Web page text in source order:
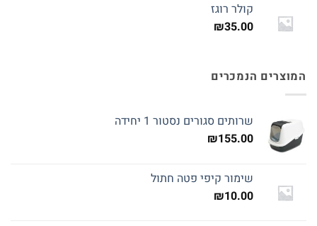
קולר רוגז
₪35.00
המוצרים הנמכרים
שרותים סגורים נסטור 1 יחידה
₪155.00
שימור קיפי פטה חתול
₪10.00